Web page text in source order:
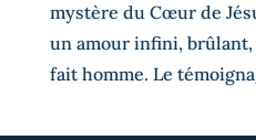
mystère du Cœur de
un amour infini,
fait homme. Le